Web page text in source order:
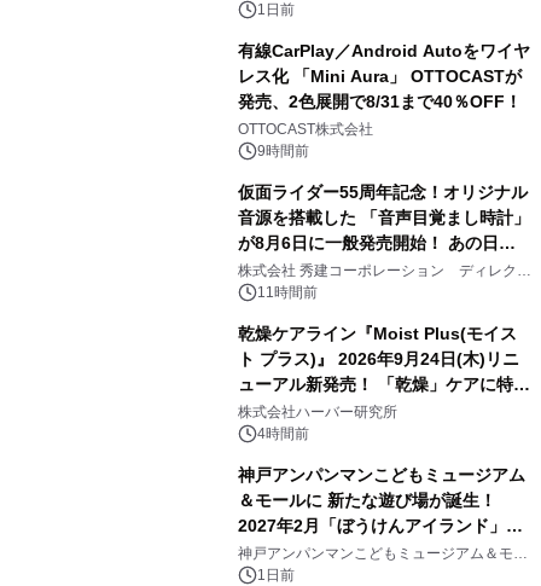
1日前
有線CarPlay／Android Autoをワイヤ
レス化 「Mini Aura」 OTTOCASTが
発売、2色展開で8/31まで40％OFF！
OTTOCAST株式会社
9時間前
仮面ライダー55周年記念！オリジナル
音源を搭載した 「音声目覚まし時計」
が8月6日に一般発売開始！ あの日の
大興奮が今甦る
株式会社 秀建コーポレーション ディレクト
アートギャラリー
11時間前
乾燥ケアライン『Moist Plus(モイス
ト プラス)』 2026年9月24日(木)リニ
ューアル新発売！ 「乾燥」ケアに特化
し、ライン使いで潤いに満ちた肌へ
株式会社ハーバー研究所
4時間前
神戸アンパンマンこどもミュージアム
＆モールに 新たな遊び場が誕生！
2027年2月「ぼうけんアイランド」が
オープン
神戸アンパンマンこどもミュージアム＆モー
ル 1日前